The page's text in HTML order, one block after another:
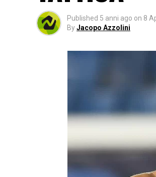
Published 5 anni ago on 8
ByJacopo Azzolini